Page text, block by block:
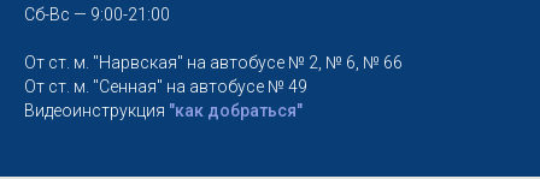
Сб-Вс — 9:00-21:00
От ст. м. "Нарвская" на автобусе № 2, № 6, № 66
От ст. м. "Сенная" на автобусе № 49
Видеоинструкция "как добраться"